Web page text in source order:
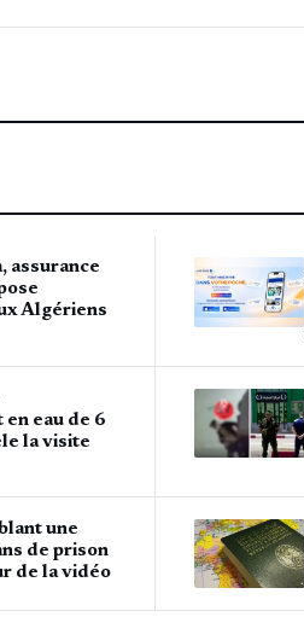
assurance
Algériens
eau de 6
la visite
une
de prison
de la vidéo